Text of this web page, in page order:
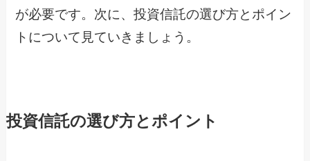
が必要です。次に、投資信託の選び方とポイン
トについて見ていきましょう。
投資信託の選び方とポイント